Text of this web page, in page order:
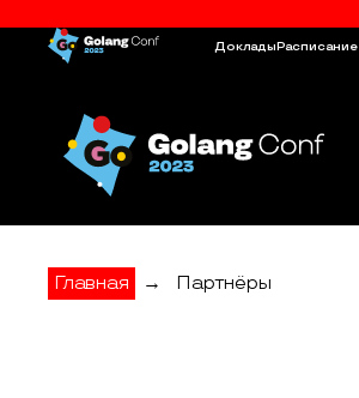
Доклады Расписание
Главная → Партнёры